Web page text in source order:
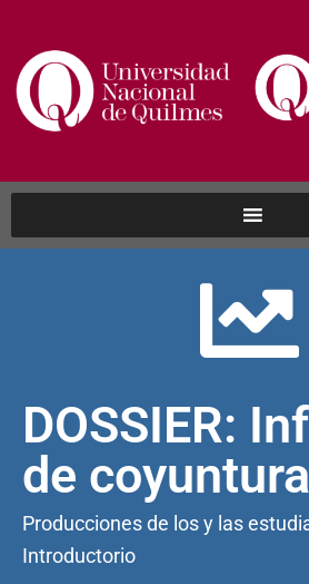
DOSSIER:
de coyuntura
Producciones de los y las
Introductorio